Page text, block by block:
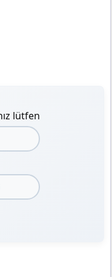
lütfen